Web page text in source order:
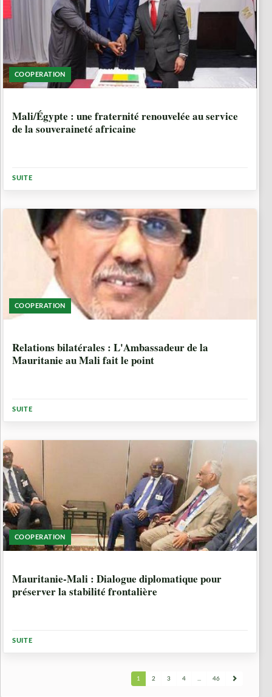
COOPERATION
Mali/Égypte : une fraternité renouvelée au service
de la souveraineté africaine
SUITE
COOPERATION
Relations bilatérales : L'Ambassadeur de la
Mauritanie au Mali fait le point
SUITE
COOPERATION
Mauritanie-Mali : Dialogue diplomatique pour
préserver la stabilité frontalière
SUITE
1 2 3 4 ... 46